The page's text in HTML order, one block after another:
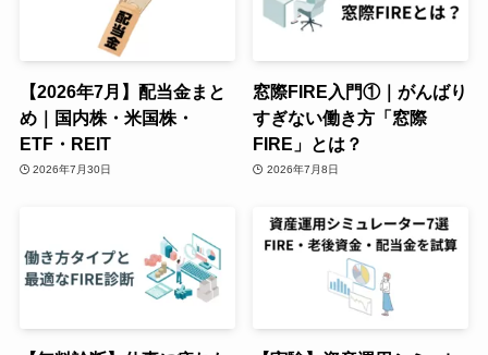
【2026年7月】配当金まと
め｜国内株・米国株・
ETF・REIT
2026年7月30日
窓際FIRE入門①｜がんばり
すぎない働き方「窓際
FIRE」とは？
2026年7月8日